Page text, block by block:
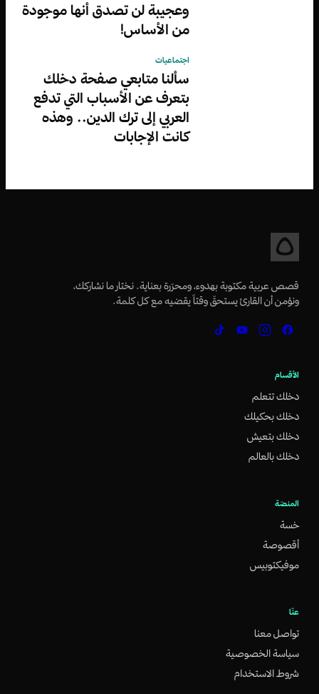
وعجيبة لن تصدق أنها موجودة
من الأساس!
اجتماعيات
سألنا متابعي صفحة دخلك
بتعرف عن الأسباب التي تدفع
العربي إلى ترك الدين.. وهذه
كانت الإجابات
قصص عربية مكتوبة بهدوء، ومحرّرة بعناية. نختار ما نشاركك،
ونؤمن أن القارئ يستحقّ وقتاً يقضيه مع كل كلمة.
الأقسام
دخلك تتعلم
دخلك بحكيلك
دخلك بتعيش
دخلك بالعالم
المنصّة
خسة
أقصوصة
موفيكتوبيس
عنّا
تواصل معنا
سياسة الخصوصية
شروط الاستخدام